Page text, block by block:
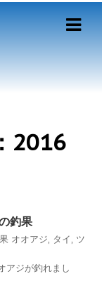
2016
釣果
オオアジ, タイ, ツ
アジが釣れまし